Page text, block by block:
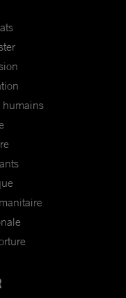
humains